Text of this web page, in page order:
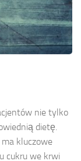
nie tylko
dietę.
kluczowe
cukru we krwi